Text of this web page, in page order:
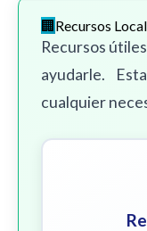
Recursos
Recursos
ayudarle.
cualquier